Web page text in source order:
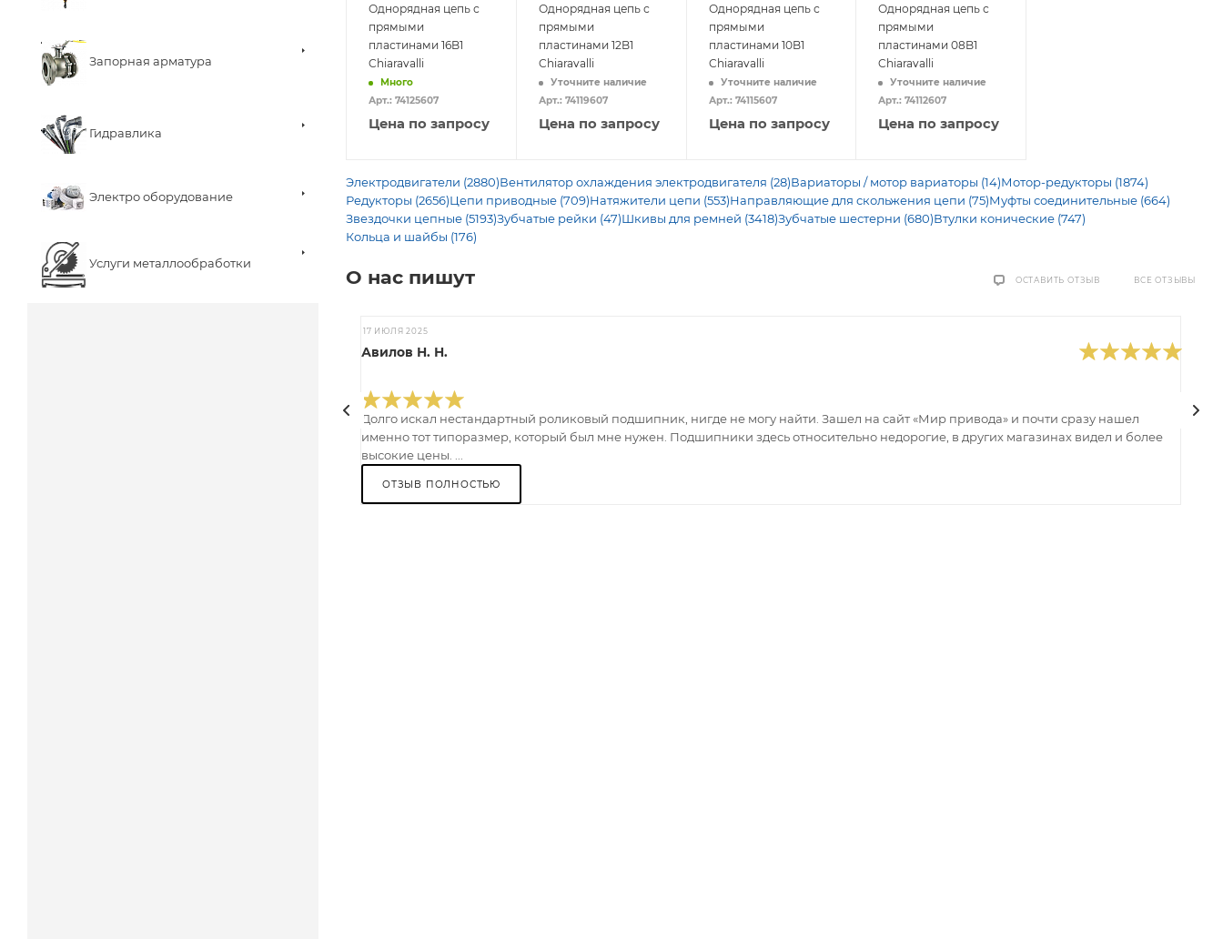
Запорная арматура
Гидравлика
Электро оборудование
Услуги металлообработки
Однорядная цепь с
прямыми
пластинами 16B1
Chiaravalli
Много
Арт.: 74125607
Цена по запросу
Однорядная цепь с
прямыми
пластинами 12B1
Chiaravalli
Уточните наличие
Арт.: 74119607
Цена по запросу
Однорядная цепь с
прямыми
пластинами 10B1
Chiaravalli
Уточните наличие
Арт.: 74115607
Цена по запросу
Однорядная цепь с
прямыми
пластинами 08B1
Chiaravalli
Уточните наличие
Арт.: 74112607
Цена по запросу
Электродвигатели (2880)Вентилятор охлаждения электродвигателя (28)Вариаторы / мотор вариаторы (14)Мотор-редукторы (1874)
Редукторы (2656)Цепи приводные (709)Натяжители цепи (553)Направляющие для скольжения цепи (75)Муфты соединительные (664)
Звездочки цепные (5193)Зубчатые рейки (47)Шкивы для ремней (3418)Зубчатые шестерни (680)Втулки конические (747)
Кольца и шайбы (176)
О нас пишут ВСЕ ОТЗЫВЫ
ОСТАВИТЬ ОТЗЫВ
17 ИЮЛЯ 2025
Авилов Н. Н.
Долго искал нестандартный роликовый подшипник, нигде не могу найти. Зашел на сайт «Мир привода» и почти сразу нашел
именно тот типоразмер, который был мне нужен. Подшипники здесь относительно недорогие, в других магазинах видел и более
высокие цены. ...
ОТЗЫВ ПОЛНОСТЬЮ